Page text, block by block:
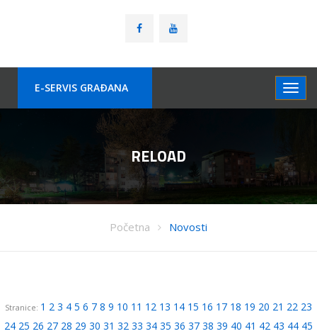
E-SERVIS GRAÐANA
RELOAD
Početna Novosti
Stranice: 1 2 3 4 5 6 7 8 9 10 11 12 13 14 15 16 17 18 19 20 21 22 23
24 25 26 27 28 29 30 31 32 33 34 35 36 37 38 39 40 41 42 43 44 45